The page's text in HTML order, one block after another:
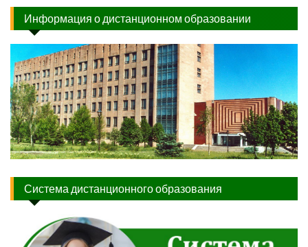
Информация о дистанционном образовании
Система дистанционного образования